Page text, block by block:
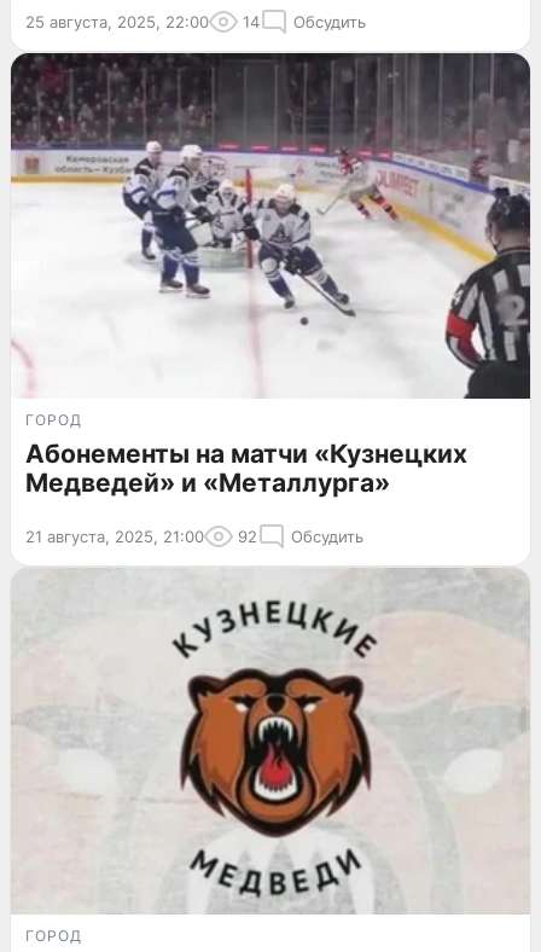
25 августа, 2025, 22:00 14 Обсудить
ГОРОД
Абонементы на матчи «Кузнецких
Медведей» и «Металлурга»
21 августа, 2025, 21:00 92 Обсудить
ГОРОД